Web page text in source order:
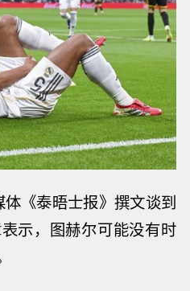
体《泰晤士报》撰文谈到
示，图赫尔可能没有时